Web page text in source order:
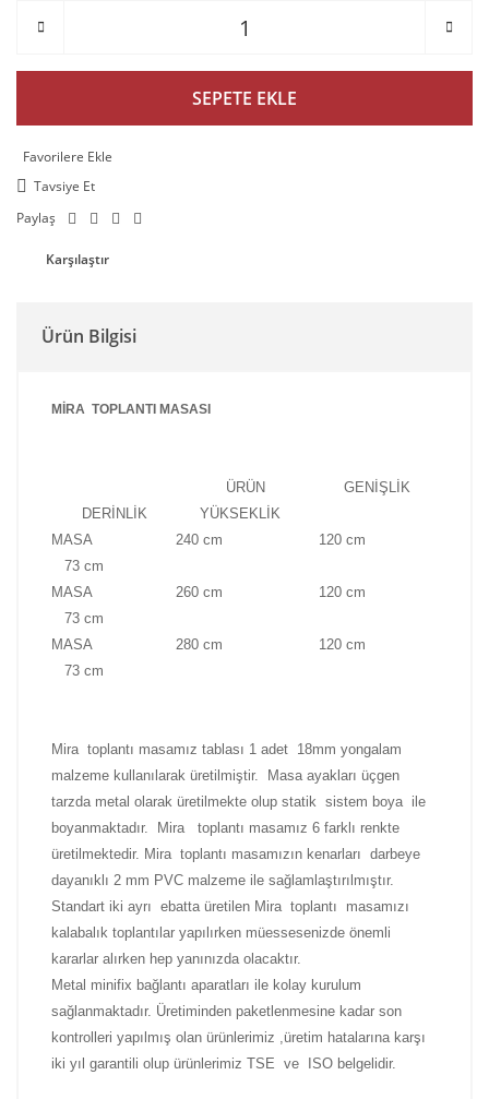
SEPETE EKLE
Tavsiye Et
Paylaş
Karşılaştır
Ürün Bilgisi
MİRA TOPLANTI MASASI
ÜRÜN GENİŞLİK
DERİNLİK YÜKSEKLİK
MASA 240 cm 120 cm
73 cm
MASA 260 cm 120 cm
73 cm
MASA 280 cm 120 cm
73 cm
Mira toplantı masamız tablası 1 adet 18mm yongalam
malzeme kullanılarak üretilmiştir. Masa ayakları üçgen
tarzda metal olarak üretilmekte olup statik sistem boya ile
boyanmaktadır. Mira toplantı masamız 6 farklı renkte
üretilmektedir. Mira toplantı masamızın kenarları darbeye
dayanıklı 2 mm PVC malzeme ile sağlamlaştırılmıştır.
Standart iki ayrı ebatta üretilen Mira toplantı masamızı
kalabalık toplantılar yapılırken müessesenizde önemli
kararlar alırken hep yanınızda olacaktır.
Metal minifix bağlantı aparatları ile kolay kurulum
sağlanmaktadır. Üretiminden paketlenmesine kadar son
kontrolleri yapılmış olan ürünlerimiz ,üretim hatalarına karşı
iki yıl garantili olup ürünlerimiz TSE ve ISO belgelidir.